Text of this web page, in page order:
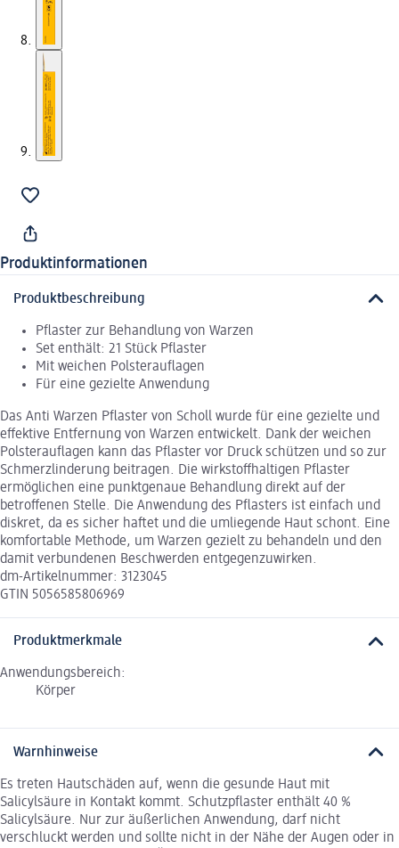
Produktinformationen
Produktbeschreibung
Pflaster zur Behandlung von Warzen
Set enthält: 21 Stück Pflaster
Mit weichen Polsterauflagen
Für eine gezielte Anwendung
Das Anti Warzen Pflaster von Scholl wurde für eine gezielte und
effektive Entfernung von Warzen entwickelt. Dank der weichen
Polsterauflagen kann das Pflaster vor Druck schützen und so zur
Schmerzlinderung beitragen. Die wirkstoffhaltigen Pflaster
ermöglichen eine punktgenaue Behandlung direkt auf der
betroffenen Stelle. Die Anwendung des Pflasters ist einfach und
diskret, da es sicher haftet und die umliegende Haut schont. Eine
komfortable Methode, um Warzen gezielt zu behandeln und den
damit verbundenen Beschwerden entgegenzuwirken.
dm-Artikelnummer: 3123045
GTIN 5056585806969
Produktmerkmale
Anwendungsbereich:
Körper
Warnhinweise
Es treten Hautschäden auf, wenn die gesunde Haut mit
Salicylsäure in Kontakt kommt. Schutzpflaster enthält 40 %
Salicylsäure. Nur zur äußerlichen Anwendung, darf nicht
verschluckt werden und sollte nicht in der Nähe der Augen oder in